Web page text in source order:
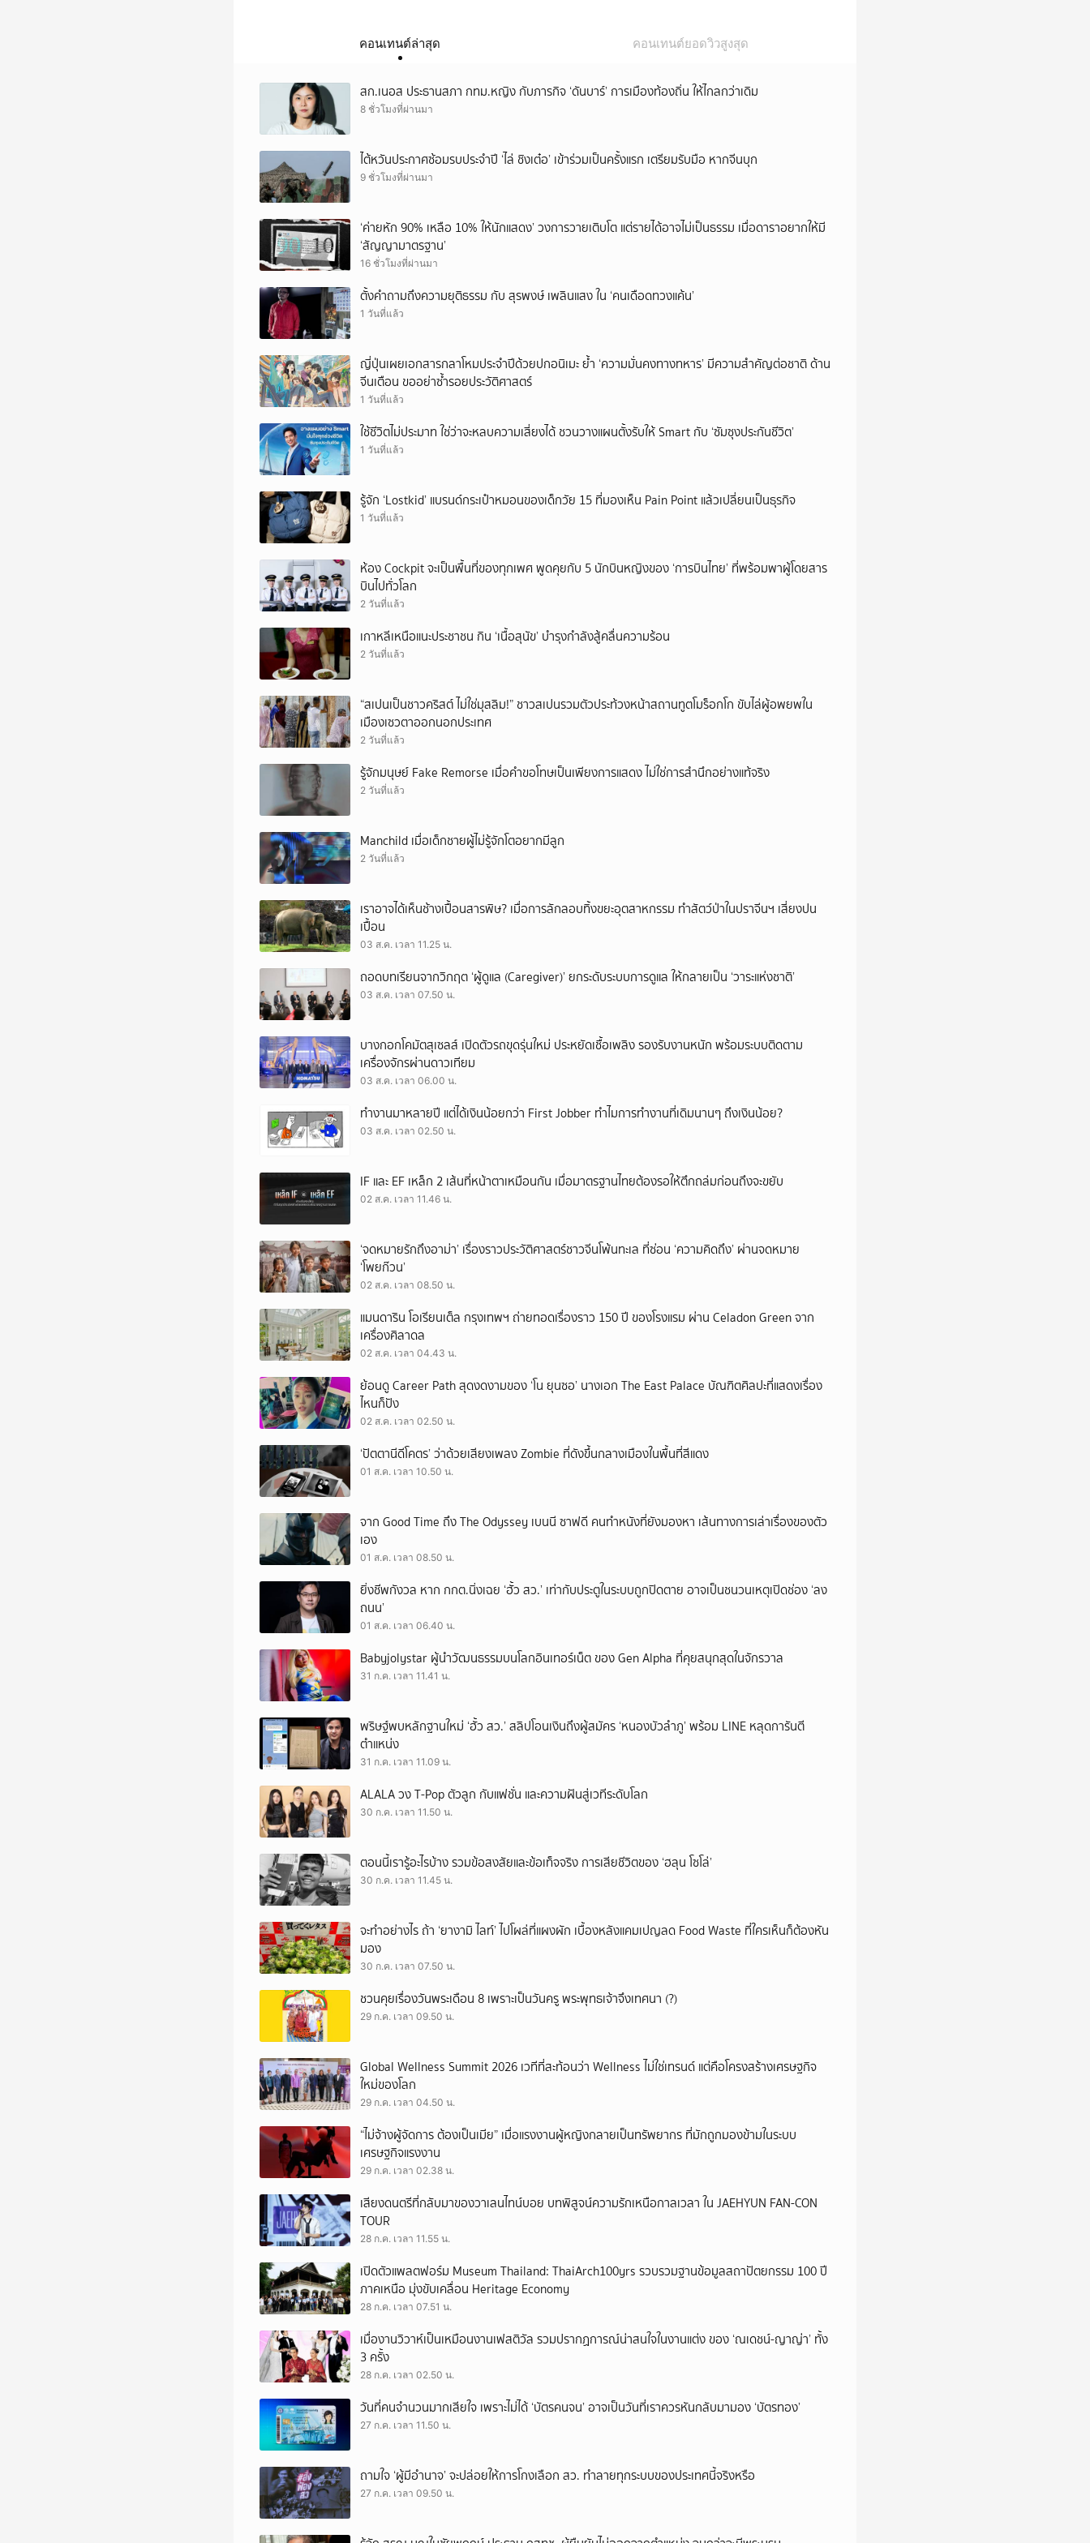
คอนเทนต์ล่าสุด คอนเทนต์ยอดวิวสูงสุด
สก.เนอส ประธานสภา กทม.หญิง กับภารกิจ ‘ดันบาร์’ การเมืองท้องถิ่น ให้ไกลกว่าเดิม
8 ชั่วโมงที่ผ่านมา
ไต้หวันประกาศซ้อมรบประจำปี ‘ไล่ ชิงเต๋อ’ เข้าร่วมเป็นครั้งแรก เตรียมรับมือ หากจีนบุก
9 ชั่วโมงที่ผ่านมา
‘ค่ายหัก 90% เหลือ 10% ให้นักแสดง’ วงการวายเติบโต แต่รายได้อาจไม่เป็นธรรม เมื่อดาราอยากให้มี
‘สัญญามาตรฐาน’
16 ชั่วโมงที่ผ่านมา
ตั้งคำถามถึงความยุติธรรม กับ สุรพงษ์ เพลินแสง ใน ‘คนเดือดทวงแค้น’
1 วันที่แล้ว
ญี่ปุ่นเผยเอกสารกลาโหมประจำปีด้วยปกอนิเมะ ย้ำ ‘ความมั่นคงทางทหาร’ มีความสำคัญต่อชาติ ด้าน
จีนเตือน ขออย่าซ้ำรอยประวัติศาสตร์
1 วันที่แล้ว
ใช้ชีวิตไม่ประมาท ใช่ว่าจะหลบความเสี่ยงได้ ชวนวางแผนตั้งรับให้ Smart กับ ‘ซัมซุงประกันชีวิต’
1 วันที่แล้ว
รู้จัก ‘Lostkid’ แบรนด์กระเป๋าหมอนของเด็กวัย 15 ที่มองเห็น Pain Point แล้วเปลี่ยนเป็นธุรกิจ
1 วันที่แล้ว
ห้อง Cockpit จะเป็นพื้นที่ของทุกเพศ พูดคุยกับ 5 นักบินหญิงของ ‘การบินไทย’ ที่พร้อมพาผู้โดยสาร
บินไปทั่วโลก
2 วันที่แล้ว
เกาหลีเหนือแนะประชาชน กิน ‘เนื้อสุนัข’ บำรุงกำลังสู้คลื่นความร้อน
2 วันที่แล้ว
“สเปนเป็นชาวคริสต์ ไม่ใช่มุสลิม!” ชาวสเปนรวมตัวประท้วงหน้าสถานทูตโมร็อกโก ขับไล่ผู้อพยพใน
เมืองเซวตาออกนอกประเทศ
2 วันที่แล้ว
รู้จักมนุษย์ Fake Remorse เมื่อคำขอโทษเป็นเพียงการแสดง ไม่ใช่การสำนึกอย่างแท้จริง
2 วันที่แล้ว
Manchild เมื่อเด็กชายผู้ไม่รู้จักโตอยากมีลูก
2 วันที่แล้ว
เราอาจได้เห็นช้างเปื้อนสารพิษ? เมื่อการลักลอบทิ้งขยะอุตสาหกรรม ทำสัตว์ป่าในปราจีนฯ เสี่ยงปน
เปื้อน
03 ส.ค. เวลา 11.25 น.
ถอดบทเรียนจากวิกฤต ‘ผู้ดูแล (Caregiver)’ ยกระดับระบบการดูแล ให้กลายเป็น ‘วาระแห่งชาติ’
03 ส.ค. เวลา 07.50 น.
บางกอกโคมัตสุเซลส์ เปิดตัวรถขุดรุ่นใหม่ ประหยัดเชื้อเพลิง รองรับงานหนัก พร้อมระบบติดตาม
เครื่องจักรผ่านดาวเทียม
03 ส.ค. เวลา 06.00 น.
ทำงานมาหลายปี แต่ได้เงินน้อยกว่า First Jobber ทำไมการทำงานที่เดิมนานๆ ถึงเงินน้อย?
03 ส.ค. เวลา 02.50 น.
IF และ EF เหล็ก 2 เส้นที่หน้าตาเหมือนกัน เมื่อมาตรฐานไทยต้องรอให้ตึกถล่มก่อนถึงจะขยับ
02 ส.ค. เวลา 11.46 น.
‘จดหมายรักถึงอาม่า’ เรื่องราวประวัติศาสตร์ชาวจีนโพ้นทะเล ที่ซ่อน ‘ความคิดถึง’ ผ่านจดหมาย
‘โพยก๊วน’
02 ส.ค. เวลา 08.50 น.
แมนดาริน โอเรียนเต็ล กรุงเทพฯ ถ่ายทอดเรื่องราว 150 ปี ของโรงแรม ผ่าน Celadon Green จาก
เครื่องศิลาดล
02 ส.ค. เวลา 04.43 น.
ย้อนดู Career Path สุดงดงามของ ‘โน ยุนซอ’ นางเอก The East Palace บัณฑิตศิลปะที่แสดงเรื่อง
ไหนก็ปัง
02 ส.ค. เวลา 02.50 น.
‘ปัตตานีดีโคตร’ ว่าด้วยเสียงเพลง Zombie ที่ดังขึ้นกลางเมืองในพื้นที่สีแดง
01 ส.ค. เวลา 10.50 น.
จาก Good Time ถึง The Odyssey เบนนี ซาฟดี คนทำหนังที่ยังมองหา เส้นทางการเล่าเรื่องของตัว
เอง
01 ส.ค. เวลา 08.50 น.
ยิ่งชีพกังวล หาก กกต.นิ่งเฉย ‘ฮั้ว สว.’ เท่ากับประตูในระบบถูกปิดตาย อาจเป็นชนวนเหตุเปิดช่อง ‘ลง
ถนน’
01 ส.ค. เวลา 06.40 น.
Babyjolystar ผู้นำวัฒนธรรมบนโลกอินเทอร์เน็ต ของ Gen Alpha ที่คุยสนุกสุดในจักรวาล
31 ก.ค. เวลา 11.41 น.
พริษฐ์พบหลักฐานใหม่ ‘ฮั้ว สว.’ สลิปโอนเงินถึงผู้สมัคร ‘หนองบัวลำภู’ พร้อม LINE หลุดการันตี
ตำแหน่ง
31 ก.ค. เวลา 11.09 น.
ALALA วง T-Pop ตัวลูก กับแฟชั่น และความฝันสู่เวทีระดับโลก
30 ก.ค. เวลา 11.50 น.
ตอนนี้เรารู้อะไรบ้าง รวมข้อสงสัยและข้อเท็จจริง การเสียชีวิตของ ‘ฮลุน โซโล่’
30 ก.ค. เวลา 11.45 น.
จะทำอย่างไร ถ้า ‘ยางามิ ไลท์’ ไปโผล่ที่แผงผัก เบื้องหลังแคมเปญลด Food Waste ที่ใครเห็นก็ต้องหัน
มอง
30 ก.ค. เวลา 07.50 น.
ชวนคุยเรื่องวันพระเดือน 8 เพราะเป็นวันครู พระพุทธเจ้าจึงเทศนา (?)
29 ก.ค. เวลา 09.50 น.
Global Wellness Summit 2026 เวทีที่สะท้อนว่า Wellness ไม่ใช่เทรนด์ แต่คือโครงสร้างเศรษฐกิจ
ใหม่ของโลก
29 ก.ค. เวลา 04.50 น.
“ไม่จ้างผู้จัดการ ต้องเป็นเมีย” เมื่อแรงงานผู้หญิงกลายเป็นทรัพยากร ที่มักถูกมองข้ามในระบบ
เศรษฐกิจแรงงาน
29 ก.ค. เวลา 02.38 น.
เสียงดนตรีที่กลับมาของวาเลนไทน์บอย บทพิสูจน์ความรักเหนือกาลเวลา ใน JAEHYUN FAN-CON
TOUR
28 ก.ค. เวลา 11.55 น.
เปิดตัวแพลตฟอร์ม Museum Thailand: ThaiArch100yrs รวบรวมฐานข้อมูลสถาปัตยกรรม 100 ปี
ภาคเหนือ มุ่งขับเคลื่อน Heritage Economy
28 ก.ค. เวลา 07.51 น.
เมื่องานวิวาห์เป็นเหมือนงานเฟสติวัล รวมปรากฏการณ์น่าสนใจในงานแต่ง ของ ‘ณเดชน์-ญาญ่า’ ทั้ง
3 ครั้ง
28 ก.ค. เวลา 02.50 น.
วันที่คนจำนวนมากเสียใจ เพราะไม่ได้ ‘บัตรคนจน’ อาจเป็นวันที่เราควรหันกลับมามอง ‘บัตรทอง’
27 ก.ค. เวลา 11.50 น.
ถามใจ ‘ผู้มีอำนาจ’ จะปล่อยให้การโกงเลือก สว. ทำลายทุกระบบของประเทศนี้จริงหรือ
27 ก.ค. เวลา 09.50 น.